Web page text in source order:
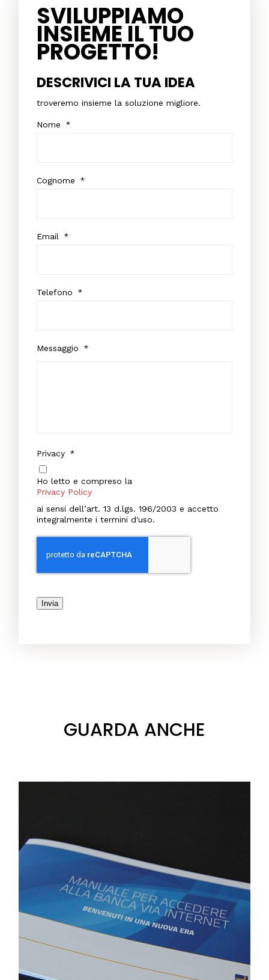
SVILUPPIAMO
INSIEME IL TUO
PROGETTO!
DESCRIVICI LA TUA IDEA
troveremo insieme la soluzione migliore.
Nome *
Cognome *
Email *
Telefono *
Messaggio *
Privacy *
Ho letto e compreso la
Privacy Policy
ai sensi dell’art. 13 d.lgs. 196/2003 e accetto
integralmente i termini d'uso.
Invia
GUARDA ANCHE